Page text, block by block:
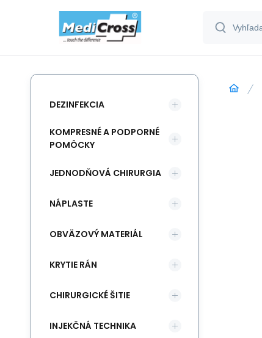
DEZINFEKCIA
KOMPRESNÉ A PODPORNÉ
POMÔCKY
JEDNODŇOVÁ CHIRURGIA
NÁPLASTE
OBVÄZOVÝ MATERIÁL
KRYTIE RÁN
CHIRURGICKÉ ŠITIE
INJEKČNÁ TECHNIKA